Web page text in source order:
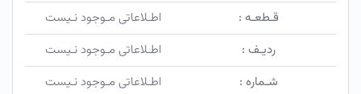
قـطعـه :
اطـلاعاتی مـوجود نـیست
ردیـف :
اطـلاعاتی مـوجود نـیست
شـماره :
اطـلاعاتی مـوجود نـیست